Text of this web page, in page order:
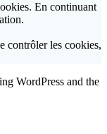
En continuant
contrôler les cookies,
WordPress and the